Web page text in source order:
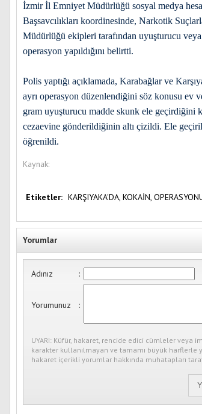
İzmirİl Emniyet Müdürlüğü sosyal medya
Başsavcılıkları koordinesinde, Narkotik
Müdürlüğü ekipleri tarafından uyuşturucu
operasyon yapıldığını belirtti.
Polis yaptığı açıklamada, Karabağlarve
ayrı operasyon düzenlendiğini söz konusu ev
gram uyuşturucu madde skunk ele geçirdiğini
cezaevine gönderildiğinin altı çizildi. Ele
öğrenildi.
Kaynak:
Etiketler: KARŞIYAKA'DA, KOKAİN,
Yorumlar
Adınız :
Yorumunuz :
UYARI: Küfür, hakaret, rencide edici cümleler veya
karakter kullanılmayan ve tamamı büyük harflerle
hakaret içerikli yorumlar hakkında muhatapları